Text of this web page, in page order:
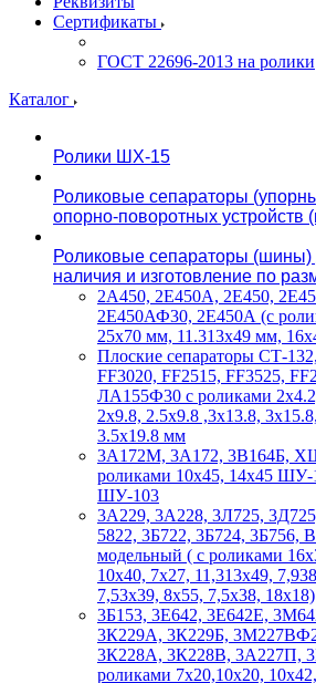
Сертификаты
ГОСТ 22696-2013 на ролики
Каталог
Ролики ШХ-15
Роликовые сепараторы
опорно-поворотных устройств
Роликовые сепараторы (шины)
наличия и изготовление по
2А450, 2Е450А, 2Е450,
2Е450АФ30, 2Е450А (с
25х70 мм, 11.313х49 мм,
Плоские сепараторы СТ-
FF3020, FF2515, FF3525,
ЛА155Ф30 с роликами
2х9.8, 2.5х9.8 ,3х13.8,
3.5х19.8 мм
3А172М, 3А172, 3В164Б,
роликами 10х45, 14х45
ШУ-103
3А229, 3А228, 3Л725,
5822, 3Б722, 3Б724,
модельный ( с роликами
10х40, 7х27, 11,313х49,
7,53х39, 8х55, 7,5х38, 18х18)
3Б153, 3Е642, 3Е642Е,
3К229А, 3К229Б,
3К228А, 3К228В, 3А227П,
роликами 7х20,10х20,